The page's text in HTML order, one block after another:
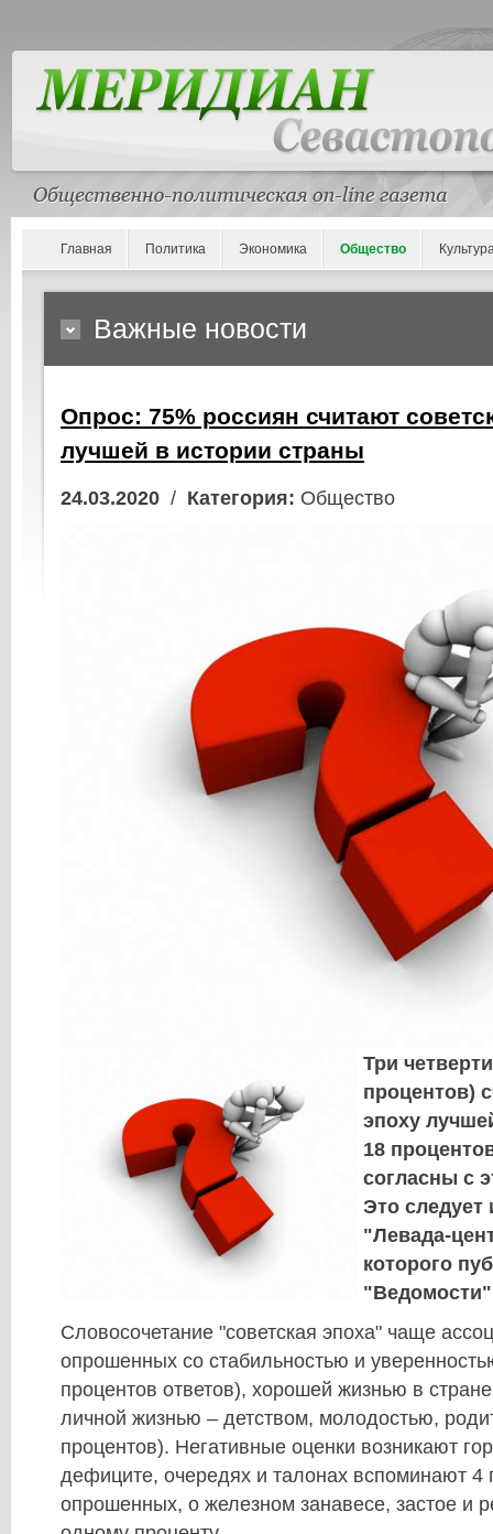
Главная Политика Экономика Общество
Важные новости
Опрос: 75% россиян считают
лучшей в истории страны
24.03.2020 / Категория: Общество
Три
процентов)
эпоху
18
согласны с
Это следует
"Левада-
которого
Словосочетание "советская эпоха" чаще
опрошенных со стабильностью и
процентов ответов), хорошей жизнью в
личной жизнью – детством, молодостью,
процентов). Негативные оценки возникают
дефиците, очередях и талонах вспоминают 4
опрошенных, о железном занавесе, застое и